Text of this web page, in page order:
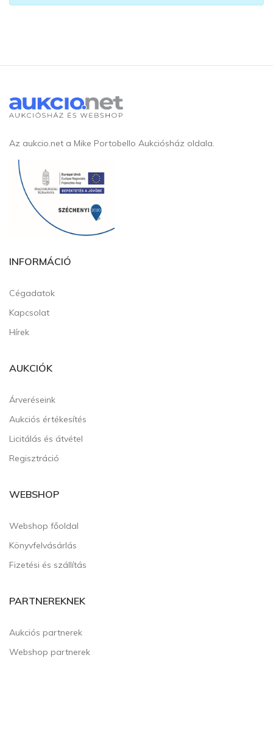
Az aukcio.net a Mike Portobello Aukciósház oldala.
INFORMÁCIÓ
Cégadatok
Kapcsolat
Hírek
AUKCIÓK
Árveréseink
Aukciós értékesítés
Licitálás és átvétel
Regisztráció
WEBSHOP
Webshop főoldal
Könyvfelvásárlás
Fizetési és szállítás
PARTNEREKNEK
Aukciós partnerek
Webshop partnerek